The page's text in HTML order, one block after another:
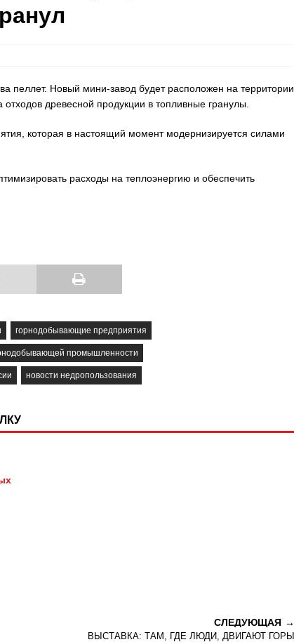
пеллет. Новый мини-завод будет расположен на территории
древесной продукции в топливные гранулы.
которая в настоящий момент модернизируется силами
расходы на теплоэнергию и обеспечить
горнодобывающие предприятия
промышленности
новости недропользования
СЛЕДУЮЩАЯ
ВЫСТАВКА: ТАМ, ГДЕ ЛЮДИ, ДВИГАЮТ ГОРЫ